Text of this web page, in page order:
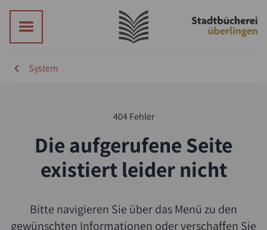
System
404 Fehler
Die aufgerufene Seite
existiert leider nicht
Bitte navigieren Sie über das Menü zu den
gewünschten Informationen oder verschaffen Sie
Suche